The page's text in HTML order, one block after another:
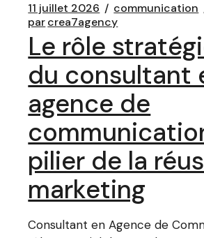
11 juillet 2026
communication
parcrea7agency
Le rôle
du consultant
agence de
pilier de la
marketing
Consultant en Agence de